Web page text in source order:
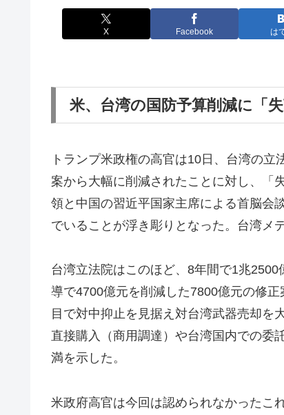
X Facebook は
米、台湾の国防予算削減に「
トランプ米政権の高官は10日、台湾の
案から大幅に削減されたことに対し、「
領と中国の習近平国家主席による首脳会
でいることが浮き彫りとなった。台湾メ
台湾立法院はこのほど、8年間で1兆
導で4700億元を削減した7800億元の修
目で対中抑止を見据え対台湾武器売却を
直接購入（商用調達）や台湾国内での委
満を示した。
米政府高官は今回は認められなかったこ